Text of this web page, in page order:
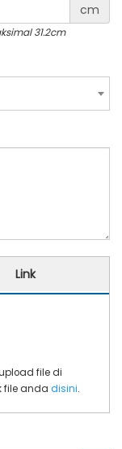
cm
31.2cm
Link
file di
file anda disini.